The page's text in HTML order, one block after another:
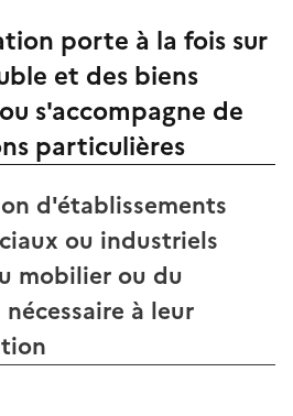
porte à la fois sur
et des biens
s'accompagne de
particulières
d'établissements
ou industriels
mobilier ou du
à leur